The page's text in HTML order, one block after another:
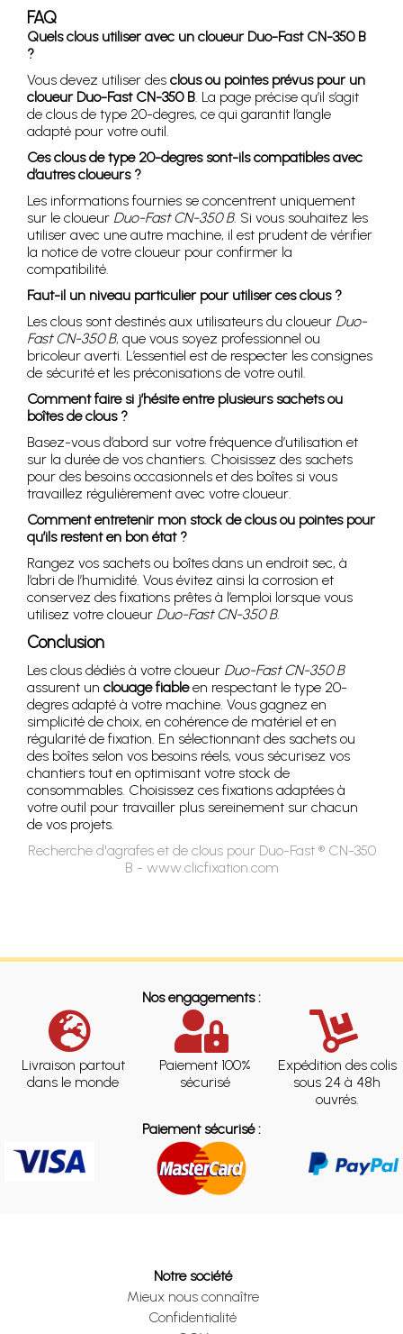
FAQ
Quels clous utiliser avec un cloueur Duo-Fast CN-350 B
?
Vous devez utiliser des clous ou pointes prévus pour un
cloueur Duo-Fast CN-350 B. La page précise qu’il s’agit
de clous de type 20-degres, ce qui garantit l’angle
adapté pour votre outil.
Ces clous de type 20-degres sont-ils compatibles avec
d’autres cloueurs ?
Les informations fournies se concentrent uniquement
sur le cloueur Duo-Fast CN-350 B. Si vous souhaitez les
utiliser avec une autre machine, il est prudent de vérifier
la notice de votre cloueur pour confirmer la
compatibilité.
Faut-il un niveau particulier pour utiliser ces clous ?
Les clous sont destinés aux utilisateurs du cloueur Duo-
Fast CN-350 B, que vous soyez professionnel ou
bricoleur averti. L’essentiel est de respecter les consignes
de sécurité et les préconisations de votre outil.
Comment faire si j’hésite entre plusieurs sachets ou
boîtes de clous ?
Basez-vous d’abord sur votre fréquence d’utilisation et
sur la durée de vos chantiers. Choisissez des sachets
pour des besoins occasionnels et des boîtes si vous
travaillez régulièrement avec votre cloueur.
Comment entretenir mon stock de clous ou pointes pour
qu’ils restent en bon état ?
Rangez vos sachets ou boîtes dans un endroit sec, à
l’abri de l’humidité. Vous évitez ainsi la corrosion et
conservez des fixations prêtes à l’emploi lorsque vous
utilisez votre cloueur Duo-Fast CN-350 B.
Conclusion
Les clous dédiés à votre cloueur Duo-Fast CN-350 B
assurent un clouage fiableen respectant le type 20-
degres adapté à votre machine. Vous gagnez en
simplicité de choix, en cohérence de matériel et en
régularité de fixation. En sélectionnant des sachets ou
des boîtes selon vos besoins réels, vous sécurisez vos
chantiers tout en optimisant votre stock de
consommables. Choisissez ces fixations adaptées à
votre outil pour travailler plus sereinement sur chacun
de vos projets.
Recherche d'agrafes et de clous pour Duo-Fast ® CN-350
B - www.clicfixation.com
Nos engagements :
Livraison partout
dans le monde
Paiement 100%
sécurisé
Expédition des colis
sous 24 à 48h
ouvrés.
Paiement sécurisé :
Notre société
Mieux nous connaître
Confidentialité